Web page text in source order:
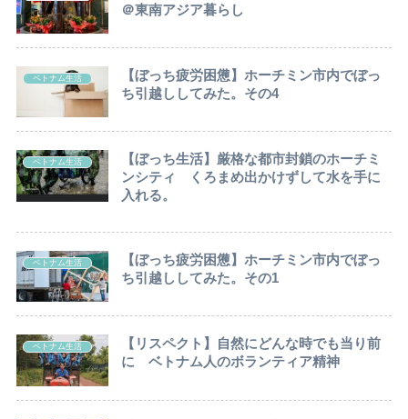
＠東南アジア暮らし
ベトナム生活
【ぼっち疲労困憊】ホーチミン市内でぼっ
ち引越ししてみた。その4
ベトナム生活
【ぼっち生活】厳格な都市封鎖のホーチミ
ンシティ くろまめ出かけずして水を手に
入れる。
ベトナム生活
【ぼっち疲労困憊】ホーチミン市内でぼっ
ち引越ししてみた。その1
ベトナム生活
【リスペクト】自然にどんな時でも当り前
に ベトナム人のボランティア精神